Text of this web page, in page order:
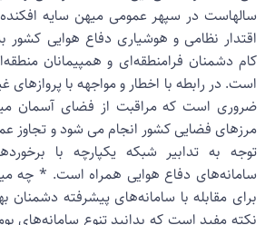
در سپهر عمومی میهن سایه افکنده
نظامی و هوشیاری دفاع هوایی کشور به
دشمنان فرامنطقه‌ای و همپیمانان منطقه‌ای
در رابطه با اخطار و مواجهه با پروازهای غیر
است که مراقبت از فضای آسمان میهن
فضایی کشور انجام می شود و تجاوز عمدی
به تدابیر شبکه یکپارچه با
دفاع هوایی همراه است. * چه میزان
مقابله با سامانه‌های پیشرفته دشمنان بهره
مفید است که بدانید تنوع سامانه‌های بومی